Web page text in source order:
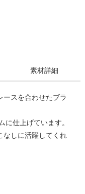
素材詳細
ースを合わせたブラ
仕上げています。
なしに活躍してくれ